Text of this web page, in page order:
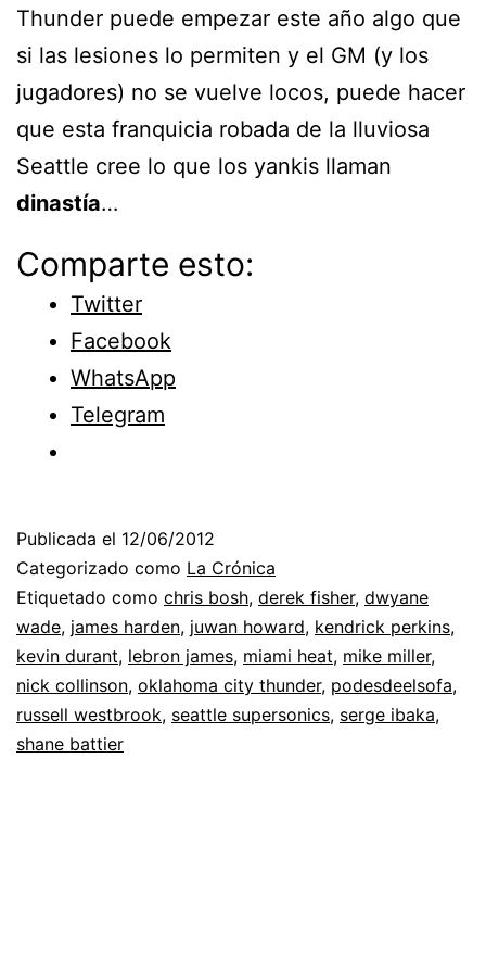
Thunder puede empezar este año algo que
si las lesiones lo permiten y el GM (y los
jugadores) no se vuelve locos, puede hacer
que esta franquicia robada de la lluviosa
Seattle cree lo que los yankis llaman
dinastía…
Comparte esto:
Twitter
Facebook
WhatsApp
Telegram
Publicada el 12/06/2012
Categorizado como La Crónica
Etiquetado como chris bosh, derek fisher, dwyane
wade, james harden, juwan howard, kendrick perkins,
kevin durant, lebron james, miami heat, mike miller,
nick collinson, oklahoma city thunder, podesdeelsofa,
russell westbrook, seattle supersonics, serge ibaka,
shane battier